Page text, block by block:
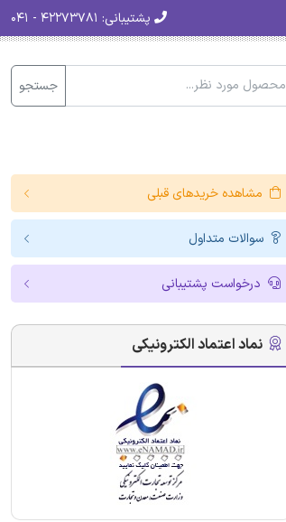
پشتیبانی:
جستجو
مشاهده خریدهای قبلی
سوالات متداول
درخواست پشتیبانی
نماد اعتماد الکترونیکی